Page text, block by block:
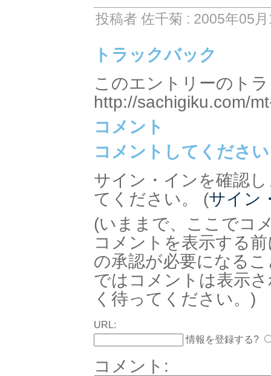
投稿者 佐千菊 : 2005年05
トラックバック
このエントリーのト
http://sachigiku.com/
コメント
コメントしてください
サイン・インを確認
てください。 (サイン
(いままで、ここでコ
コメントを表示する
の承認が必要になる
ではコメントは表示
く待ってください。)
URL:
情報を登録する?
コメント: